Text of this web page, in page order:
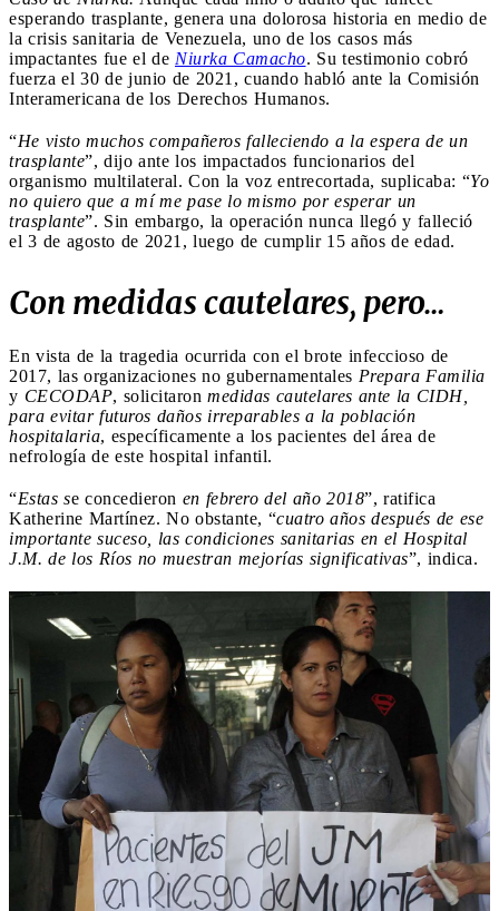
esperando trasplante, genera una dolorosa historia en medio de
la crisis sanitaria de Venezuela, uno de los casos más
impactantes fue el de Niurka Camacho. Su testimonio cobró
fuerza el 30 de junio de 2021, cuando habló ante la Comisión
Interamericana de los Derechos Humanos.
“He visto muchos compañeros falleciendo a la espera de un
trasplante”, dijo ante los impactados funcionarios del
organismo multilateral. Con la voz entrecortada, suplicaba: “Yo
no quiero que a mí me pase lo mismo por esperar un
trasplante”. Sin embargo, la operación nunca llegó y falleció
el 3 de agosto de 2021, luego de cumplir 15 años de edad.
Con medidas cautelares, pero…
En vista de la tragedia ocurrida con el brote infeccioso de
2017, las organizaciones no gubernamentales Prepara Familia
y CECODAP, solicitaron medidas cautelares ante la CIDH,
para evitar futuros daños irreparables a la población
hospitalaria, específicamente a los pacientes del área de
nefrología de este hospital infantil.
“Estas se concedieron en febrero del año 2018”, ratifica
Katherine Martínez. No obstante, “cuatro años después de ese
importante suceso, las condiciones sanitarias en el Hospital
J.M. de los Ríos no muestran mejorías significativas”, indica.